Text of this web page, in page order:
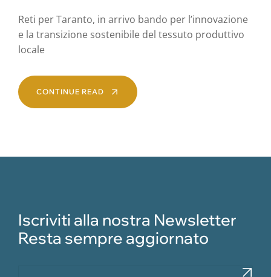
Reti per Taranto, in arrivo bando per l’innovazione
e la transizione sostenibile del tessuto produttivo
locale
CONTINUE READ
Iscriviti alla nostra Newsletter
Resta sempre aggiornato